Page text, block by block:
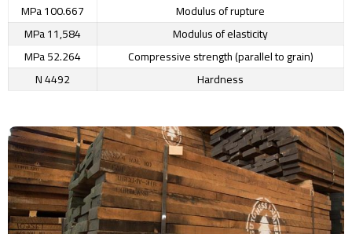
Modulus of rupture
100.667 MPa
Modulus of elasticity
11,584 MPa
Compressive strength (parallel to grain)
52.264 MPa
Hardness
4492 N